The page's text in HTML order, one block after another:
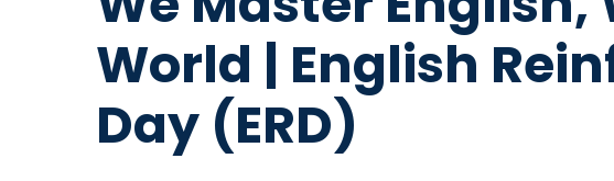
World | English
Day (ERD)